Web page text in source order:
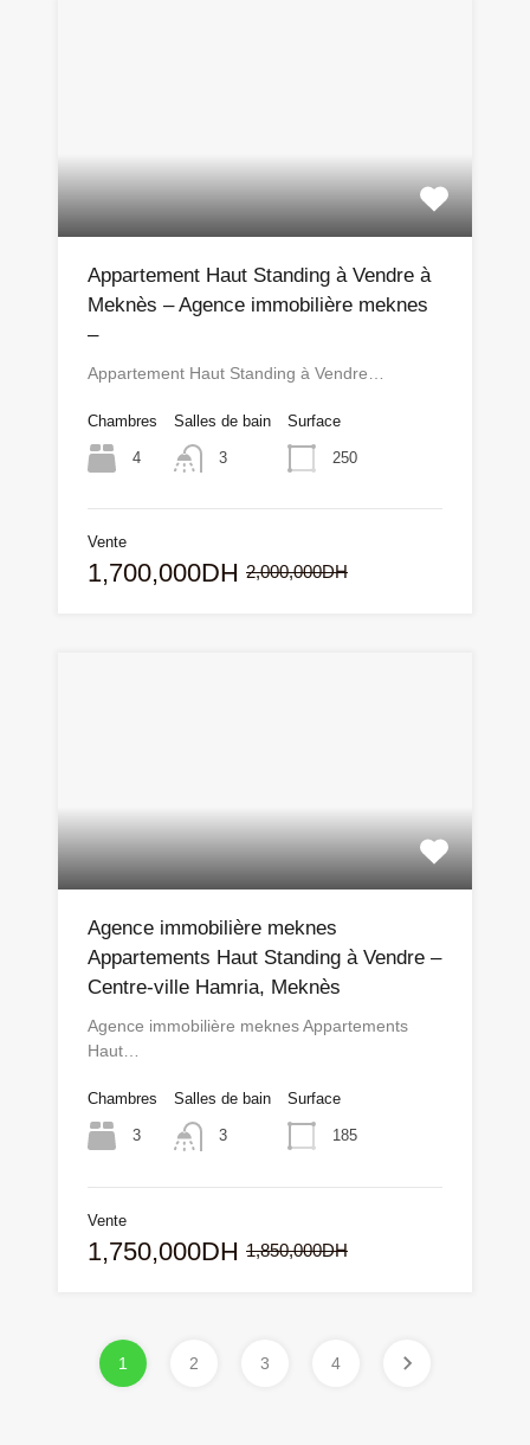
Appartement Haut Standing à Vendre à
Meknès – Agence immobilière meknes
–
Appartement Haut Standing à Vendre…
Chambres
4
Salles de bain
3
Surface
250
Vente
1,700,000DH 2,000,000DH
Agence immobilière meknes
Appartements Haut Standing à Vendre –
Centre-ville Hamria, Meknès
Agence immobilière meknes Appartements
Haut…
Chambres
3
Salles de bain
3
Surface
185
Vente
1,750,000DH 1,850,000DH
1 2 3 4